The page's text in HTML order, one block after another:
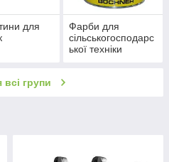
для
Фарби для
сільськогосподарс
ької техніки
групи